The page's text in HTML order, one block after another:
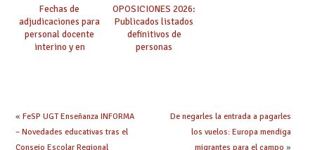
Fechas de
adjudicaciones para
personal docente
interino y en
OPOSICIONES 2026:
Publicados listados
definitivos de
personas
« FeSP UGT Enseñanza INFORMA
– Novedades educativas tras el
Consejo Escolar Regional
De negarles la entrada a pagarles
los vuelos: Europa mendiga
migrantes para el campo »